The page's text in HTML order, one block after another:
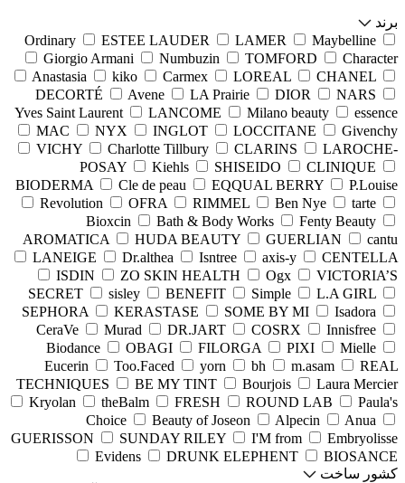
برند
Ordinary
ESTEE LAUDER LAMER
Maybelline
Giorgio Armani
Numbuzin TOMFORD
Character
Anastasia
kiko Carmex LOREAL
CHANEL
DECORTÉ
Avene LA Prairie DIOR
NARS
Yves Saint Laurent
LANCOME Milano beauty
essence
MAC
NYX INGLOT LOCCITANE
Givenchy
VICHY
Charlotte Tillbury CLARINS
LAROCHE-
POSAY
Kiehls SHISEIDO
CLINIQUE
BIODERMA
Cle de peau EQQUAL BERRY
P.Louise
Revolution
OFRA RIMMEL Ben Nye
tarte
Bioxcin
Bath & Body Works
Fenty Beauty
AROMATICA
HUDA BEAUTY GUERLIAN
cantu
LANEIGE
Dr.althea Isntree axis-y
CENTELLA
ISDIN
ZO SKIN HEALTH Ogx
VICTORIA’S
SECRET
sisley BENEFIT Simple
L.A GIRL
SEPHORA
KERASTASE SOME BY MI
Isadora
CeraVe
Murad DR.JART COSRX
Innisfree
Biodance
OBAGI FILORGA PIXI
Mielle
Eucerin
Too.Faced yorn bh m.asam
REAL
TECHNIQUES
BE MY TINT Bourjois
Laura Mercier
Kryolan
theBalm FRESH ROUND LAB
Paula's
Choice
Beauty of Joseon Alpecin
Anua
GUERISSON
SUNDAY RILEY I'M from
Embryolisse
Evidens
DRUNK ELEPHENT
BIOSANCE
کشور ساخت